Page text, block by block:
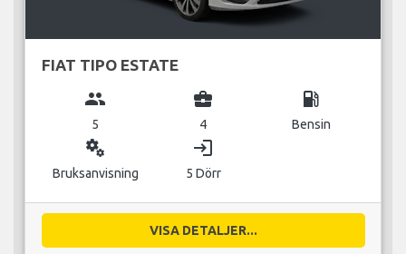
FIAT TIPO ESTATE
group
5
business_center
4
local_gas_station
Bensin
miscellaneous_services
Bruksanvisning
login
5 Dörr
VISA DETALJER...